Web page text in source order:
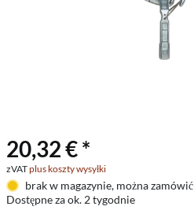
20,32 € *
zVATplus koszty wysyłki
brak w magazynie, można zamówić
Dostępne za ok. 2 tygodnie